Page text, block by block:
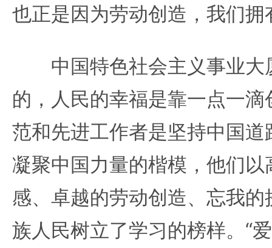
也正是因为劳动创造，我们
中国特色社会主义事业大
的，人民的幸福是靠一点一
范和先进工作者是坚持中国
凝聚中国力量的楷模，他们
感、卓越的劳动创造、忘我
族人民树立了学习的榜样。“